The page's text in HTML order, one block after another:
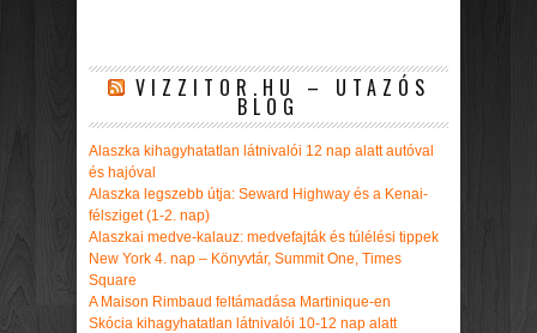
VIZZITOR.HU – UTAZÓS
BLOG
Alaszka kihagyhatatlan látnivalói 12 nap alatt autóval
és hajóval
Alaszka legszebb útja: Seward Highway és a Kenai-
félsziget (1-2. nap)
Alaszkai medve-kalauz: medvefajták és túlélési tippek
New York 4. nap – Könyvtár, Summit One, Times
Square
A Maison Rimbaud feltámadása Martinique-en
Skócia kihagyhatatlan látnivalói 10-12 nap alatt